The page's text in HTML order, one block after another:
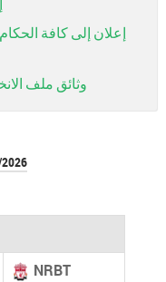
إعلان إلى كافة
وثائق ملف
2026
NRBT